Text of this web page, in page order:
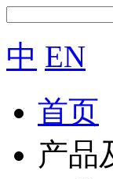
中 EN
首页
产品